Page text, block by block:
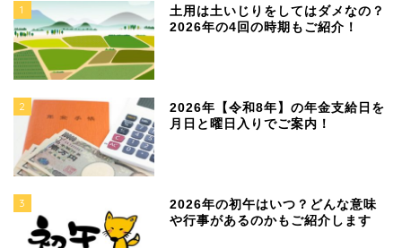
1
土用は土いじりをしてはダメなの？
2026年の4回の時期もご紹介！
2
2026年【令和8年】の年金支給日を
月日と曜日入りでご案内！
3
2026年の初午はいつ？どんな意味
や行事があるのかもご紹介します